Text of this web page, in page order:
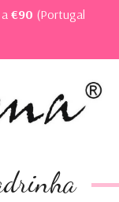
€90 (Portugal